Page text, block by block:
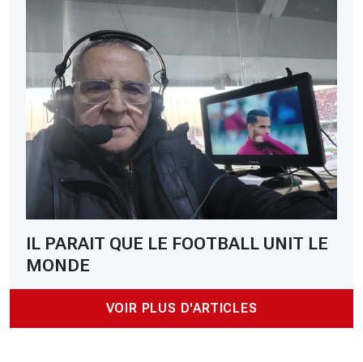
IL PARAIT QUE LE FOOTBALL UNIT LE
MONDE
VOIR PLUS D'ARTICLES